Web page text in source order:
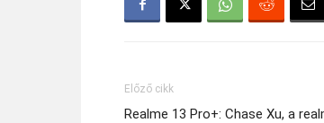
Előző cikk
Realme 13 Pro+: Chase Xu, a